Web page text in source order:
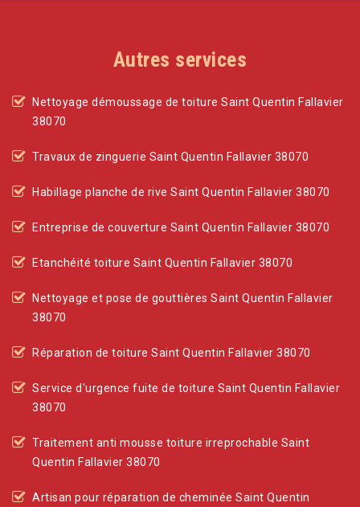
Autres services
Nettoyage démoussage de toiture Saint Quentin Fallavier
38070
Travaux de zinguerie Saint Quentin Fallavier 38070
Habillage planche de rive Saint Quentin Fallavier 38070
Entreprise de couverture Saint Quentin Fallavier 38070
Etanchéité toiture Saint Quentin Fallavier 38070
Nettoyage et pose de gouttières Saint Quentin Fallavier
38070
Réparation de toiture Saint Quentin Fallavier 38070
Service d'urgence fuite de toiture Saint Quentin Fallavier
38070
Traitement anti mousse toiture irreprochable Saint
Quentin Fallavier 38070
Artisan pour réparation de cheminée Saint Quentin